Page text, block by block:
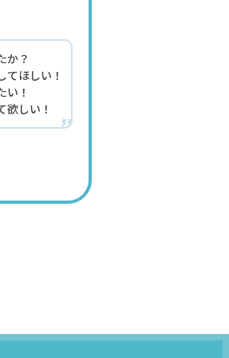
”
か？
てほしい！
い！
欲しい！